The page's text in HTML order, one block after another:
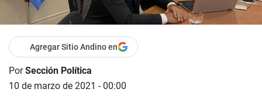
Agregar Sitio Andino en
PorSección Política
10 de marzo de 2021 - 00:00